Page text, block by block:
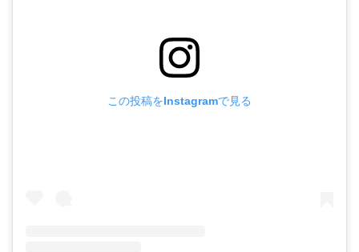
この投稿をInstagramで見る